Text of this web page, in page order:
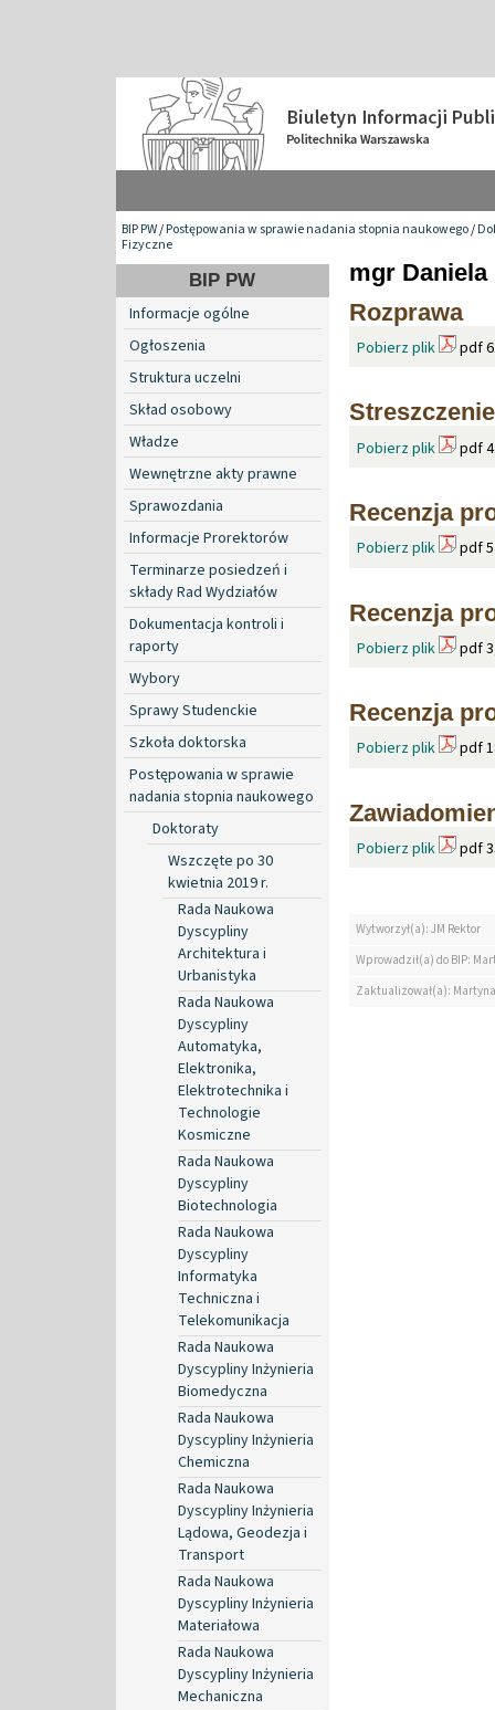
BIP PW/Postępowania w sprawie nadania stopnia naukowego/
Fizyczne
BIP PW
Informacje ogólne
Ogłoszenia
Struktura uczelni
Skład osobowy
Władze
Wewnętrzne akty prawne
Sprawozdania
Informacje Prorektorów
Terminarze posiedzeń i
składy Rad Wydziałów
Dokumentacja kontroli i
raporty
Wybory
Sprawy Studenckie
Szkoła doktorska
Postępowania w sprawie
nadania stopnia naukowego
Doktoraty
Wszczęte po 30
kwietnia 2019 r.
Rada Naukowa
Dyscypliny
Architektura i
Urbanistyka
Rada Naukowa
Dyscypliny
Automatyka,
Elektronika,
Elektrotechnika i
Technologie
Kosmiczne
Rada Naukowa
Dyscypliny
Biotechnologia
Rada Naukowa
Dyscypliny
Informatyka
Techniczna i
Telekomunikacja
Rada Naukowa
Dyscypliny Inżynieria
Biomedyczna
Rada Naukowa
Dyscypliny Inżynieria
Chemiczna
Rada Naukowa
Dyscypliny Inżynieria
Lądowa, Geodezja i
Transport
Rada Naukowa
Dyscypliny Inżynieria
Materiałowa
Rada Naukowa
Dyscypliny Inżynieria
Mechaniczna
mgr Daniela
Rozprawa
Pobierz plik pdf
Streszczenie
Pobierz plik pdf
Recenzja
Pobierz plik pdf
Recenzja
Pobierz plik pdf
Recenzja
Pobierz plik pdf
Pobierz plik pdf
Wytworzył(a): JM Rektor
Wprowadził(a) do BIP:
Zaktualizował(a):